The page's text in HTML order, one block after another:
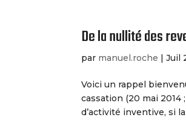
De la nullité des
par manuel.roche |Juil
Voici un rappel
cassation (20 mai 2014
d’activité inventive, si